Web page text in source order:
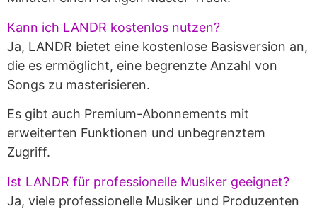
Kann ich LANDR kostenlos nutzen?
Ja, LANDR bietet eine kostenlose Basisversion an,
die es ermöglicht, eine begrenzte Anzahl von
Songs zu masterisieren.
Es gibt auch Premium-Abonnements mit
erweiterten Funktionen und unbegrenztem
Zugriff.
Ist LANDR für professionelle Musiker geeignet?
Ja, viele professionelle Musiker und Produzenten